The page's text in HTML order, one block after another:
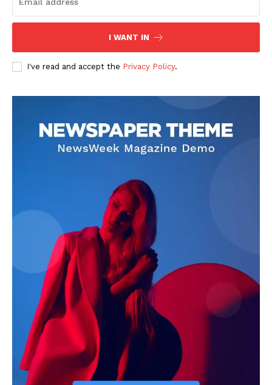
DOWNLOAD NOW
AIN NEWS 1
Contact Us
About Us
Privacy Policy
Terms of Use Agreement
Facebook
X WhatsApp
Share
I WANT IN
I've read and accept the Privacy Policy.